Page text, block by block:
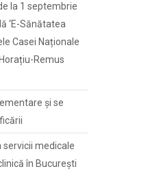
la 1 septembrie
‘E-Sănătatea
Casei Naționale
Remus
și se
servicii medicale
în București